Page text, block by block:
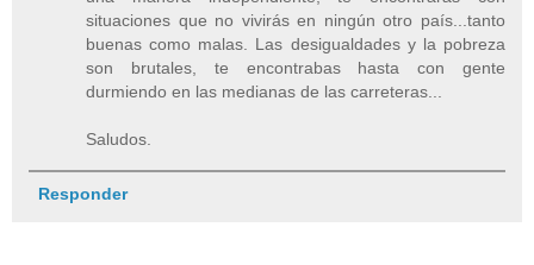
situaciones que no vivirás en ningún otro país...tanto
buenas como malas. Las desigualdades y la pobreza
son brutales, te encontrabas hasta con gente
durmiendo en las medianas de las carreteras...
Saludos.
Responder